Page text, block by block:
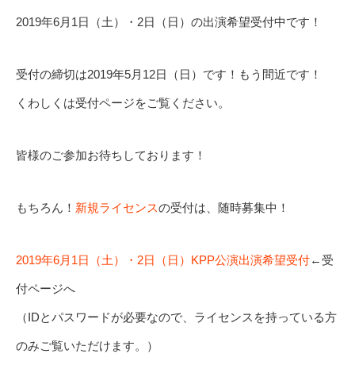
2019年6月1日（土）・2日（日）の出演希望受付中です！
受付の締切は2019年5月12日（日）です！もう間近です！
くわしくは受付ページをご覧ください。
皆様のご参加お待ちしております！
もちろん！ 新規ライセンスの受付は、随時募集中！
2019年6月1日（土）・2日（日）KPP公演出演希望受付←受
付ページへ
（IDとパスワードが必要なので、ライセンスを持っている方
のみご覧いただけます。）